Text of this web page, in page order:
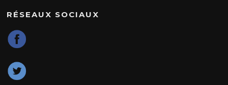
RÉSEAUX SOCIAUX